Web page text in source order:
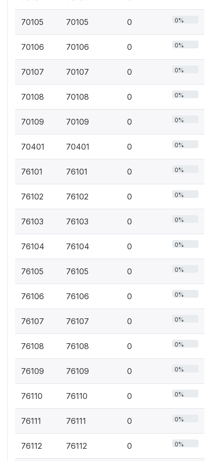
70105 70105 0 0%
70106 70106 0 0%
70107 70107 0 0%
70108 70108 0 0%
70109 70109 0 0%
70401 70401 0 0%
76101 76101 0 0%
76102 76102 0 0%
76103 76103 0 0%
76104 76104 0 0%
76105 76105 0 0%
76106 76106 0 0%
76107 76107 0 0%
76108 76108 0 0%
76109 76109 0 0%
76110 76110 0 0%
76111 76111 0 0%
76112 76112 0 0%